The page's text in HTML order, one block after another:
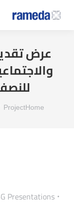
عرض
You are here:
Home
Project
Presentations